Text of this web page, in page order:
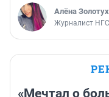
Алёна
Журналист НГС
«Мечтал о